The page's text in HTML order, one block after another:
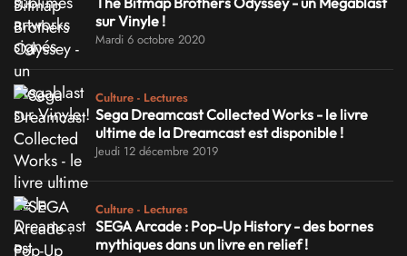
sur Vinyle !
Mardi 6 octobre 2020
Culture - Lectures
Sega Dreamcast Collected Works - le livre
ultime de la Dreamcast est disponible !
Jeudi 12 décembre 2019
Culture - Lectures
SEGA Arcade : Pop-Up History - des bornes
mythiques dans un livre en relief !